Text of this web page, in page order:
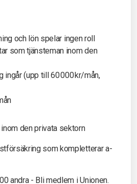
den privata sektorn
som kompletterar a-
andra - Bli medlem i Unionen.